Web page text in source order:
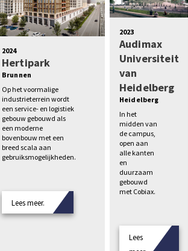
2024
Hertipark
Brunnen
Op het voormalige
industrieterrein wordt
een service- en logistiek
gebouw gebouwd als
een moderne
bovenbouw met een
breed scala aan
gebruiksmogelijkheden.
Lees meer.
2023
Audimax
Universiteit
van
Heidelberg
Heidelberg
In het
midden van
de campus,
open aan
alle kanten
en
duurzaam
gebouwd
met Cobiax.
Lees